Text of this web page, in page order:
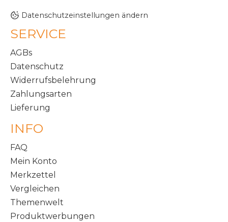
Datenschutzeinstellungen ändern
SERVICE
AGBs
Datenschutz
Widerrufsbelehrung
Zahlungsarten
Lieferung
INFO
FAQ
Mein Konto
Merkzettel
Vergleichen
Themenwelt
Produktwerbungen